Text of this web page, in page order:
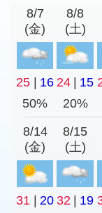
8/7
(金)
8/8
(土)
25 | 16 24 | 15
50%
20%
8/14
(金)
8/15
(土)
31 | 20 32 | 19